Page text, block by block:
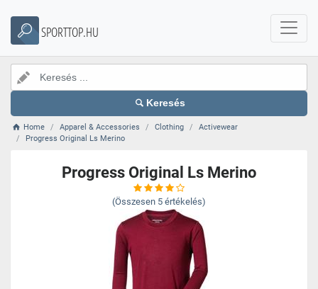
SPORTTOP.HU
Keresés
Home Apparel & Accessories Clothing
Activewear
Progress Original Ls Merino
Progress Original Ls Merino
(Összesen 5 értékelés)